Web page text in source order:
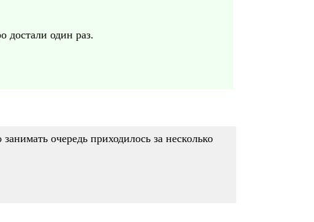
достали один раз.
очередь приходилось за несколько